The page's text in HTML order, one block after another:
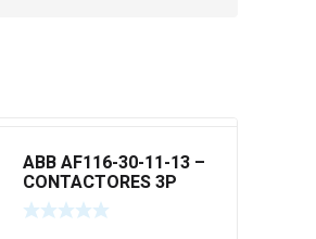
ABB AF116-30-11-13 –
CONTACTORES 3P
TIPO AF